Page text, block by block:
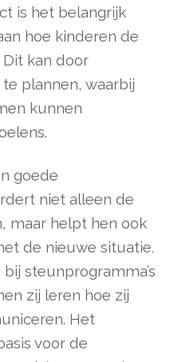
is het belangrijk
hoe kinderen de
kan door
plannen, waarbij
kunnen
goede
niet alleen de
maar helpt hen ook
de nieuwe situatie.
steunprogramma’s
zij leren hoe zij
Het
voor de